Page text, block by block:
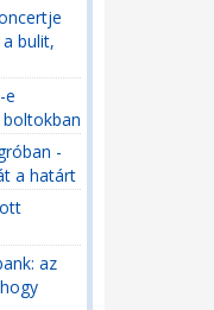
bulit,
e
-
a határt
az